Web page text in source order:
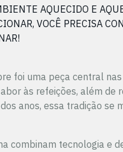
AQUECIDO E
VOCÊ PRECISA
foi uma peça central
às refeições, além de
anos, essa tradição se
combinam tecnologia e